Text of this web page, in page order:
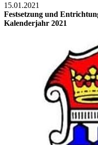
15.01.2021
Festsetzung und
Kalenderjahr 2021